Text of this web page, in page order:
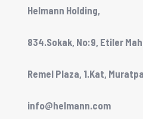
Helmann Holding,
834.Sokak, No:9, Etiler
Remel Plaza, 1.Kat,
info@helmann.com